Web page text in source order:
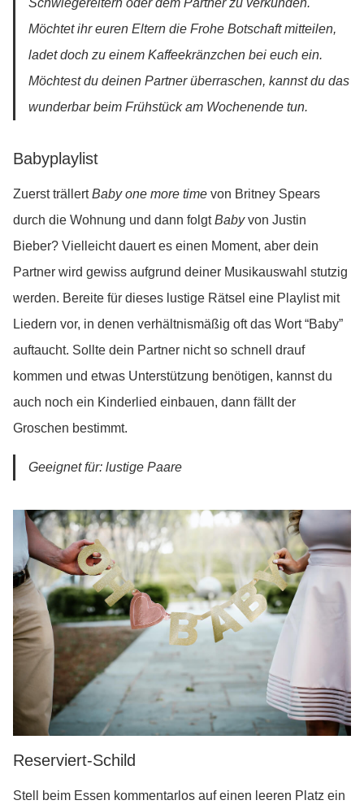
Schwiegereltern oder dem Partner zu verkünden.
Möchtet ihr euren Eltern die Frohe Botschaft mitteilen,
ladet doch zu einem Kaffeekränzchen bei euch ein.
Möchtest du deinen Partner überraschen, kannst du das
wunderbar beim Frühstück am Wochenende tun.
Babyplaylist
Zuerst trällertBaby one more time von Britney Spears
durch die Wohnung und dann folgtBabyvon Justin
Bieber? Vielleicht dauert es einen Moment, aber dein
Partner wird gewiss aufgrund deiner Musikauswahl stutzig
werden. Bereite für dieses lustige Rätsel eine Playlist mit
Liedern vor, in denen verhältnismäßig oft das Wort “Baby”
auftaucht. Sollte dein Partner nicht so schnell drauf
kommen und etwas Unterstützung benötigen, kannst du
auch noch ein Kinderlied einbauen, dann fällt der
Groschen bestimmt.
Geeignet für: lustige Paare
Reserviert-Schild
Stell beim Essen kommentarlos auf einen leeren Platz ein